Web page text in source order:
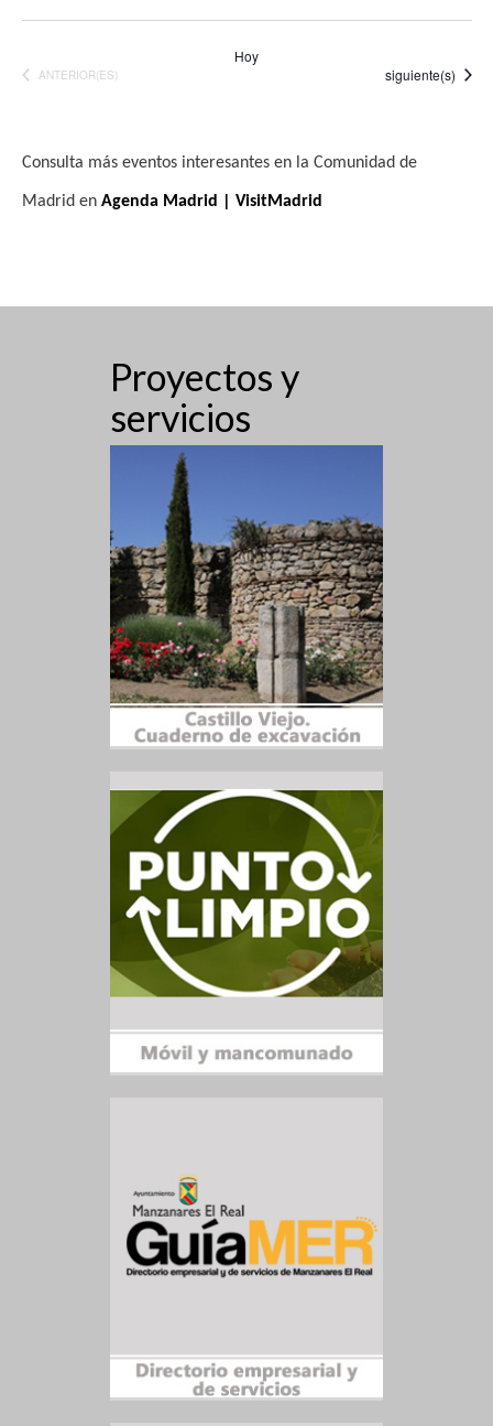
EVENTOS
ANTERIOR(ES)
Hoy
Eventos
siguiente(s)
Consulta más eventos interesantes en la Comunidad de
Madrid en Agenda Madrid | VisitMadrid
Proyectos y
servicios